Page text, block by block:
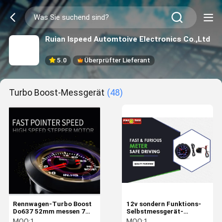
Ruian Ispeed Automtoive Electronics Co.,Ltd
5.0 Überprüfter Lieferant
Turbo Boost-Messgerät (48)
Rennwagen-Turbo Boost
Do637 52mm messen 7
Farb-Turbo-Sensor-
12v sondern Funktions-
Selbstmessgerät-
Auftriebs-